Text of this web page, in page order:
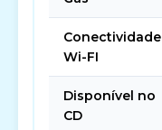
Conectividade
Wi-FI
Disponível no
CD